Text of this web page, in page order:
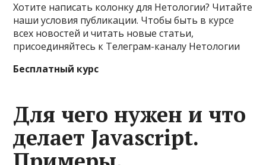
Хотите написать колонку для Нетологии? Читайте
наши условия публикации. Чтобы быть в курсе
всех новостей и читать новые статьи,
присоединяйтесь к Телеграм-каналу Нетологии
Бесплатный курс
Для чего нужен и что
делает Javascript.